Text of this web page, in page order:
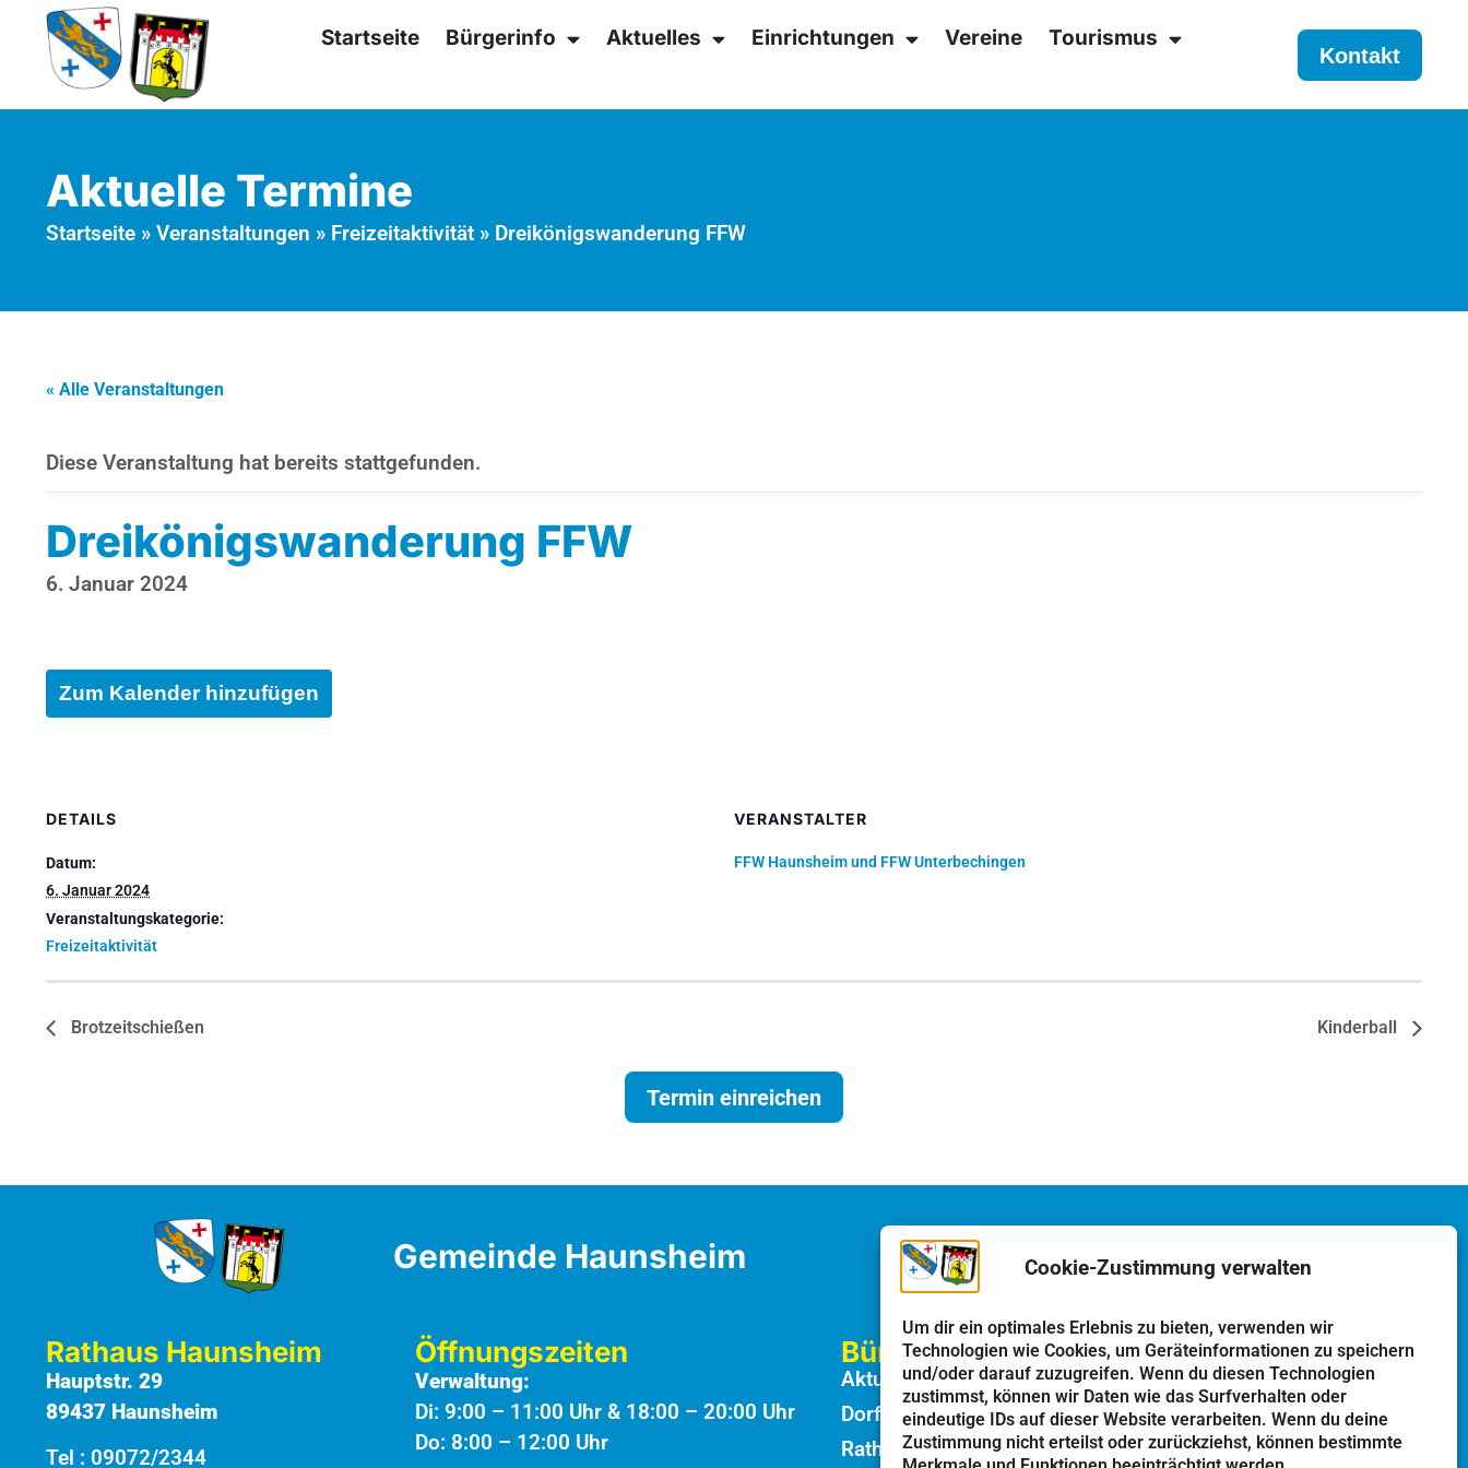
Cookie-Zustimmung verwalten
Um dir ein optimales Erlebnis zu bieten, verwenden wir
Technologien wie Cookies, um Geräteinformationen zu speichern
und/oder darauf zuzugreifen. Wenn du diesen Technologien
zustimmst, können wir Daten wie das Surfverhalten oder
eindeutige IDs auf dieser Website verarbeiten. Wenn du deine
Zustimmung nicht erteilst oder zurückziehst, können bestimmte
Startseite Bürgerinfo Aktuelles Einrichtungen Vereine Tourismus
Kontakt
Aktuelle Termine
Startseite » Veranstaltungen » Freizeitaktivität » Dreikönigswanderung FFW
« Alle Veranstaltungen
Diese Veranstaltung hat bereits stattgefunden.
Dreikönigswanderung FFW
6. Januar 2024
Zum Kalender hinzufügen
DETAILS
Datum:
6. Januar 2024
Veranstaltungskategorie:
Freizeitaktivität
VERANSTALTER
FFW Haunsheim und FFW Unterbechingen
Brotzeitschießen Kinderball
Termin einreichen
Gemeinde Haunsheim
Rathaus Haunsheim
Hauptstr. 29
89437 Haunsheim
Tel : 09072/2344
Öffnungszeiten
Verwaltung:
Di: 9:00 – 11:00 Uhr & 18:00 – 20:00 Uhr
Do: 8:00 – 12:00 Uhr
Bürgerinfo
Aktuelles
Dorfbote
Rathaus
Einrichtungen
Kindergarten
Schulen
Kirchen